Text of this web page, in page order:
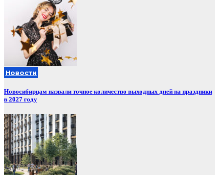
Новости
Новосибирцам назвали точное количество выходных дней на праздники
в 2027 году